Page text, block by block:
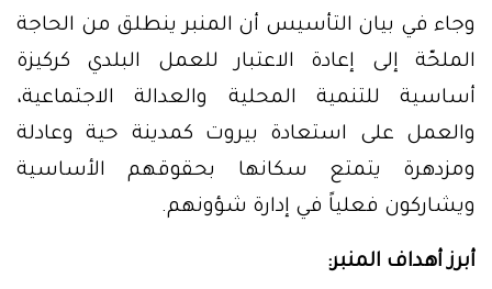
وجاء في بيان التأسيس أن المنبر ينطلق من الحاجة
الملحّة إلى إعادة الاعتبار للعمل البلدي كركيزة
أساسية للتنمية المحلية والعدالة الاجتماعية،
والعمل على استعادة بيروت كمدينة حية وعادلة
ومزدهرة يتمتع سكانها بحقوقهم الأساسية
ويشاركون فعلياً في إدارة شؤونهم.
أبرز أهداف المنبر: